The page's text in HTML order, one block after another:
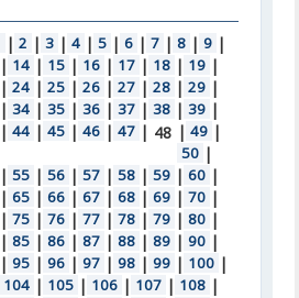
| 2 | 3 | 4 | 5 | 6 | 7 | 8 | 9 |
| 14 | 15 | 16 | 17 | 18 | 19 |
| 24 | 25 | 26 | 27 | 28 | 29 |
| 34 | 35 | 36 | 37 | 38 | 39 |
| 44 | 45 | 46 | 47 | 48 | 49 |
50 |
| 55 | 56 | 57 | 58 | 59 | 60 |
| 65 | 66 | 67 | 68 | 69 | 70 |
| 75 | 76 | 77 | 78 | 79 | 80 |
| 85 | 86 | 87 | 88 | 89 | 90 |
| 95 | 96 | 97 | 98 | 99 | 100 |
104 | 105 | 106 | 107 | 108 |